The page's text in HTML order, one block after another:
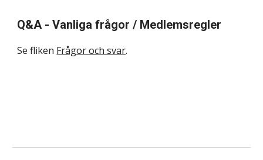
Q&A - Vanliga frågor / Medlemsregler
Se fliken Frågor och svar.